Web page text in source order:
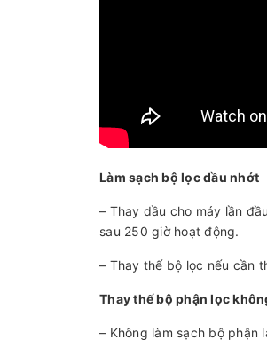
Làm sạch bộ lọc dầu nhớt
– Thay dầu cho máy lần
sau 250 giờ hoạt động.
– Thay thế bộ lọc nếu cần
Thay thế bộ phận lọc
– Không làm sạch bộ